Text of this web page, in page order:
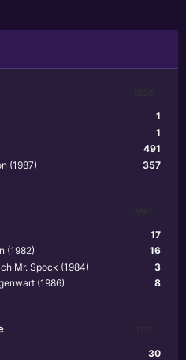
1
1
491
357
(1987)
17
16
(1982)
3
Mr. Spock (1984)
8
(1986)
30